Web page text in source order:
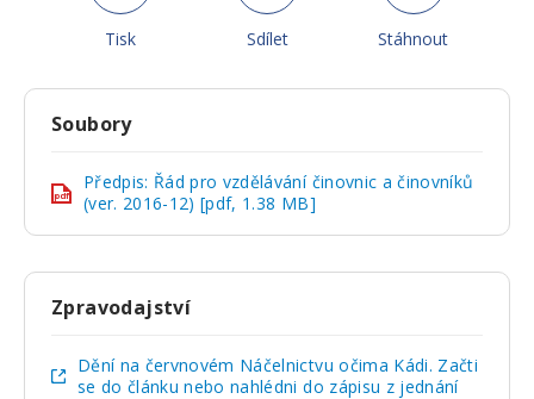
Tisk Sdílet Stáhnout
Soubory
pdf
Předpis: Řád pro vzdělávání činovnic a činovníků
(ver. 2016-12) [pdf, 1.38 MB]
Zpravodajství
Dění na červnovém Náčelnictvu očima Kádi. Začti
se do článku nebo nahlédni do zápisu z jednání